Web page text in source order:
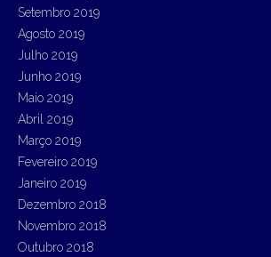
Setembro 2019
Agosto 2019
Julho 2019
Junho 2019
Maio 2019
Abril 2019
Março 2019
Fevereiro 2019
Janeiro 2019
Dezembro 2018
Novembro 2018
Outubro 2018